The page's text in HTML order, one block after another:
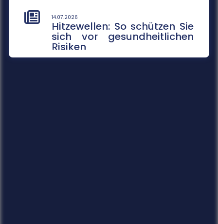
14.07.2026
Hitzewellen: So schützen Sie
sich vor gesundheitlichen
Risiken
Extreme Temperaturen belasten den Körper